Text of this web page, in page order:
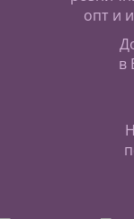
опт и
в